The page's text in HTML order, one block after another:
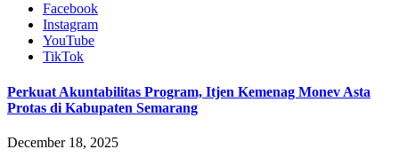
Facebook
Instagram
YouTube
TikTok
Perkuat Akuntabilitas Program, Itjen Kemenag Monev Asta
Protas di Kabupaten Semarang
December 18, 2025